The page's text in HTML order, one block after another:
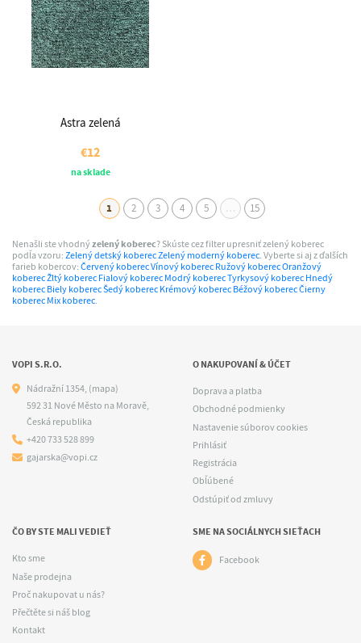
Astra zelená
€12
na sklade
1 2 3 4 5 … 15
Nenašli ste vhodnýzelený koberec? Skúste cez filter upresniť zelený koberec
podľa vzoru:Zelený detský koberecZelený moderný koberec. Vyberte si aj z ďalších
farieb kobercov:Červený koberecVínový koberecRužový koberecOranžový
koberecŽltý koberecFialový koberecModrý koberecTyrkysový koberecHnedý
koberecBiely koberecŠedý koberecKrémový koberecBéžový koberecČierny
koberecMix koberec.
VOPI S.R.O.
Nádražní 1354, (mapa)
592 31 Nové Město na Moravě,
Česká republika
+420 733 528 899
gajarska@vopi.cz
O NAKUPOVANÍ & ÚČET
Doprava a platba
Obchodné podmienky
Nastavenie súborov cookies
Prihlásiť
Registrácia
Obľúbené
Odstúpiť od zmluvy
ČO BY STE MALI VEDIEŤ
Kto sme
Naše prodejna
Proč nakupovat u nás?
Přečtěte si náš blog
Kontakt
SME NA SOCIÁLNYCH SIEŤACH
Facebook